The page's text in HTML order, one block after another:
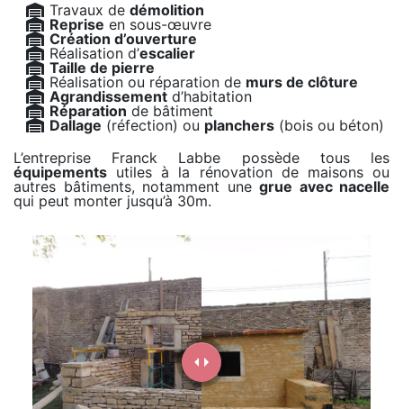
Travaux de démolition
Reprise en sous-œuvre
Création d’ouverture
Réalisation d’escalier
Taille de pierre
Réalisation ou réparation de murs de clôture
Agrandissement d’habitation
Réparation de bâtiment
Dallage (réfection) ou planchers (bois ou béton)
L’entreprise Franck Labbe possède tous les
équipements utiles à la rénovation de maisons ou
autres bâtiments, notamment une grue avec nacelle
qui peut monter jusqu’à 30m.